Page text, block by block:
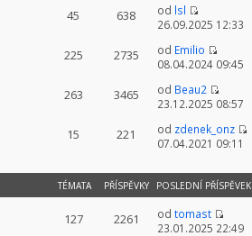
45 638 od lsl
26.09.2025 12:33
225 2735 od Emilio
08.04.2024 09:45
263 3465 od Beau2
23.12.2025 08:57
15 221 od zdenek_onz
07.04.2021 09:11
TÉMATA PŘÍSPĚVKY POSLEDNÍ PŘÍSPĚVEK
127 2261 od tomast
23.01.2025 22:49